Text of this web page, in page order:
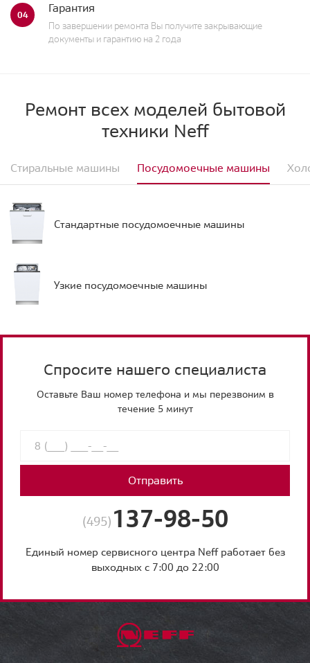
04 Гарантия
По завершении ремонта Вы получите закрывающие
документы и гарантию на 2 года
Ремонт всех моделей бытовой
техники Neff
Стиральные машины Посудомоечные машины
Стандартные посудомоечные машины
Узкие посудомоечные машины
Спросите нашего специалиста
Оставьте Ваш номер телефона и мы перезвоним в
течение 5 минут
Отправить
(495) 137-98-50
Единый номер сервисного центра Neff работает без
выходных с 7:00 до 22:00